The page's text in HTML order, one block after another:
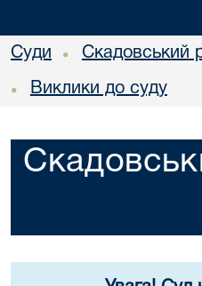
Суди • Скадовський
• Виклики до суду